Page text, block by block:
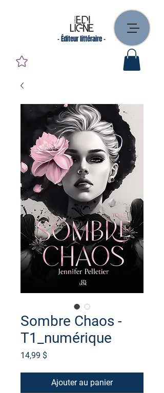
- Éditeur littéraire -
Sombre Chaos -
T1_numérique
14,99 $Prix
Ajouter au panier